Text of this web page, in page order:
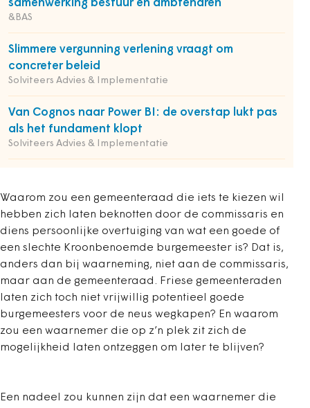
samenwerking bestuur en ambtenaren
&BAS
Slimmere vergunning verlening vraagt om
concreter beleid
Solviteers Advies & Implementatie
Van Cognos naar Power BI: de overstap lukt pas
als het fundament klopt
Solviteers Advies & Implementatie
Waarom zou een gemeenteraad die iets te kiezen wil
hebben zich laten beknotten door de commissaris en
diens persoonlijke overtuiging van wat een goede of
een slechte Kroonbenoemde burgemeester is? Dat is,
anders dan bij waarneming, niet aan de commissaris,
maar aan de gemeenteraad. Friese gemeenteraden
laten zich toch niet vrijwillig potentieel goede
burgemeesters voor de neus wegkapen? En waarom
zou een waarnemer die op z’n plek zit zich de
mogelijkheid laten ontzeggen om later te blijven?
Een nadeel zou kunnen zijn dat een waarnemer die